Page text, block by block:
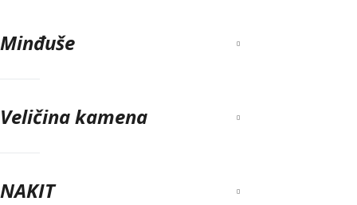
Minđuše
Veličina kamena
NAKIT